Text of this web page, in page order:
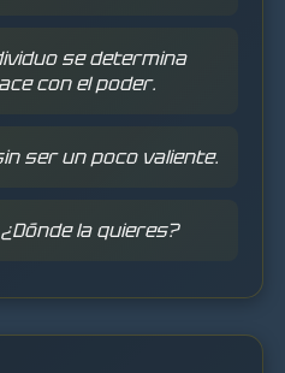
se determina
con el poder.
ser un poco valiente.
la quieres?